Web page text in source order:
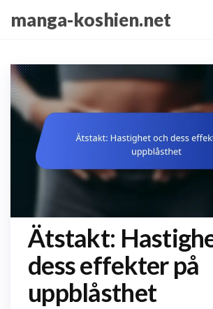
content
manga-koshien.net
Ätstakt:
dess effekter på
uppblåsthet